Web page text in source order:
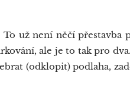
To už není něčí přestavba
ale je to tak pro
(odklopit) podlaha,